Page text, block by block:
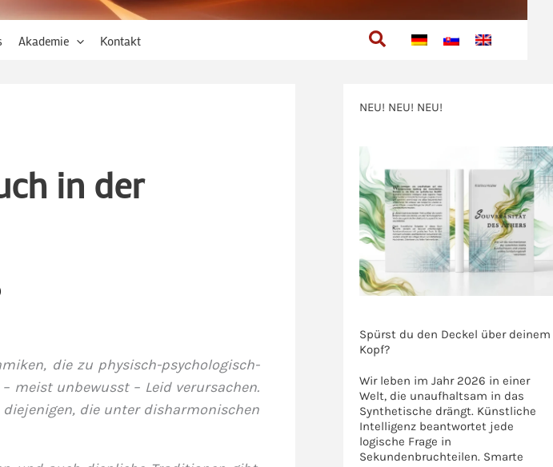
Akademie Kontakt Suchen
in der
die zu physisch-psychologisch-
meist unbewusst – Leid verursachen.
die unter disharmonischen
NEU! NEU! NEU!
Spürst du den Deckel über deinem
Kopf?
Wir leben im Jahr 2026 in einer
Welt, die unaufhaltsam in das
Synthetische drängt. Künstliche
Intelligenz beantwortet jede
logische Frage in
Sekundenbruchteilen. Smarte